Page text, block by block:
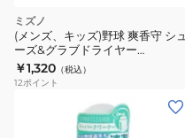
ミズノ
(メンズ、キッズ)野球 爽香守 シュ
ーズ&グラブドライヤー
11GZ232300 1P
￥1,320 （税込）
12ポイント